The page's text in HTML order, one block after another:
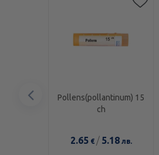
Pollens(pollantinum) 15
ch
2.65€ / 5.18лв.
Предишен